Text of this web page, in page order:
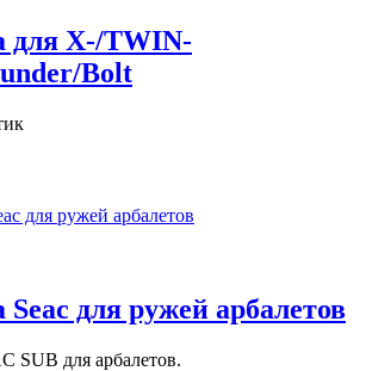
для X-/TWIN-
Bolt
для ружей арбалетов
SUB для арбалетов.